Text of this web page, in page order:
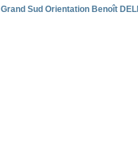
Grand Sud Orientation Benoît